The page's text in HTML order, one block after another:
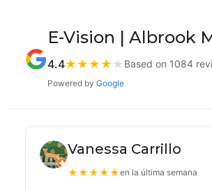
E-Vision | Albrook
4.4★ ★ ★ ★ ★ Based on 1084
Powered by Google
Vanessa Carrillo
★★★★★en la última semana